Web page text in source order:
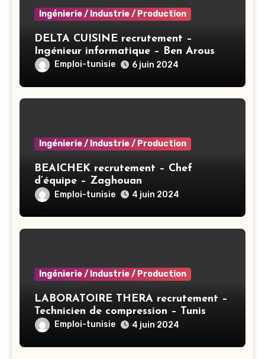
Ingénierie / Industrie / Production
DELTA CUISINE recrutement –
Ingénieur informatique – Ben Arous
Emploi-tunisie 6 juin 2024
Ingénierie / Industrie / Production
BEAICHEK recrutement – Chef
d’équipe – Zaghouan
Emploi-tunisie 4 juin 2024
Ingénierie / Industrie / Production
LABORATOIRE THERA recrutement –
Technicien de compression – Tunis
Emploi-tunisie 4 juin 2024